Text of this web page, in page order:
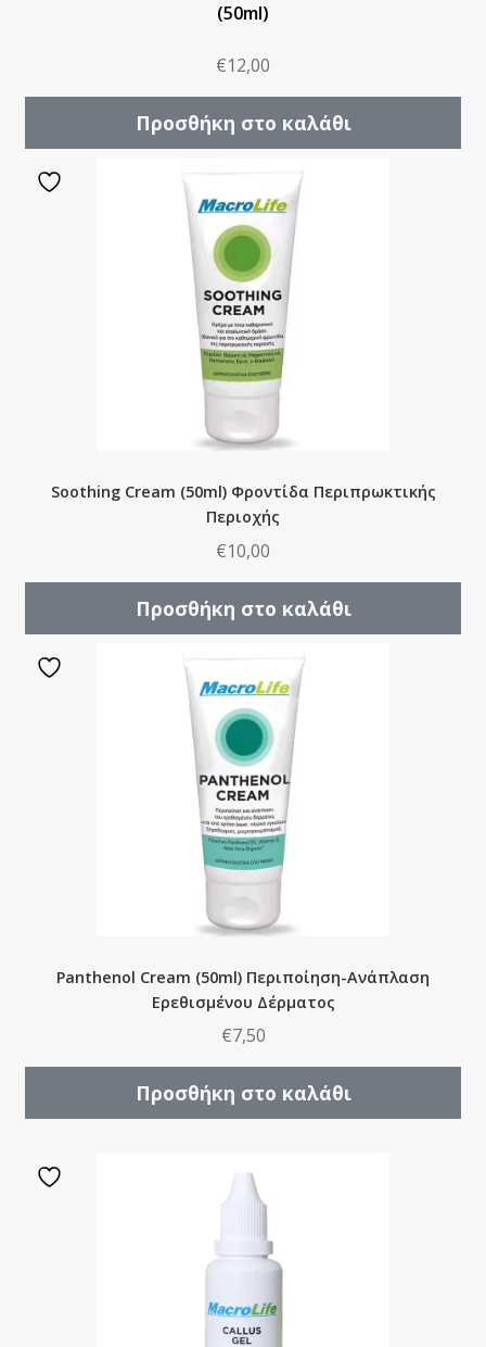
(50ml)
€12,00
Προσθήκη στο καλάθι
Soothing Cream (50ml) Φροντίδα Περιπρωκτικής
Περιοχής
€10,00
Προσθήκη στο καλάθι
Panthenol Cream (50ml) Περιποίηση-Ανάπλαση
Ερεθισμένου Δέρματος
€7,50
Προσθήκη στο καλάθι